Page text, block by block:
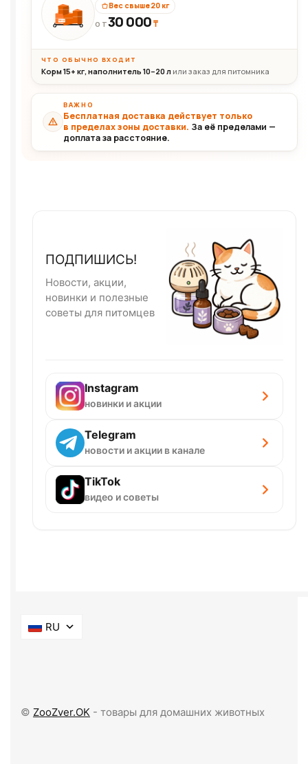
30+кг
Вес свыше 20 кг
ОТ30 000₸
ЧТО ОБЫЧНО ВХОДИТ
Корм 15+ кг, наполнитель 10–20 л или заказ для питомника
ВАЖНО
Бесплатная доставка действует только
в пределах зоны доставки. За её пределами —
доплата за расстояние.
ПОДПИШИСЬ!
Новости, акции,
новинки и полезные
советы для питомцев
Instagram
новинки и акции
Telegram
новости и акции в канале
TikTok
видео и советы
RU
© ZooZver.OK - товары для домашних животных